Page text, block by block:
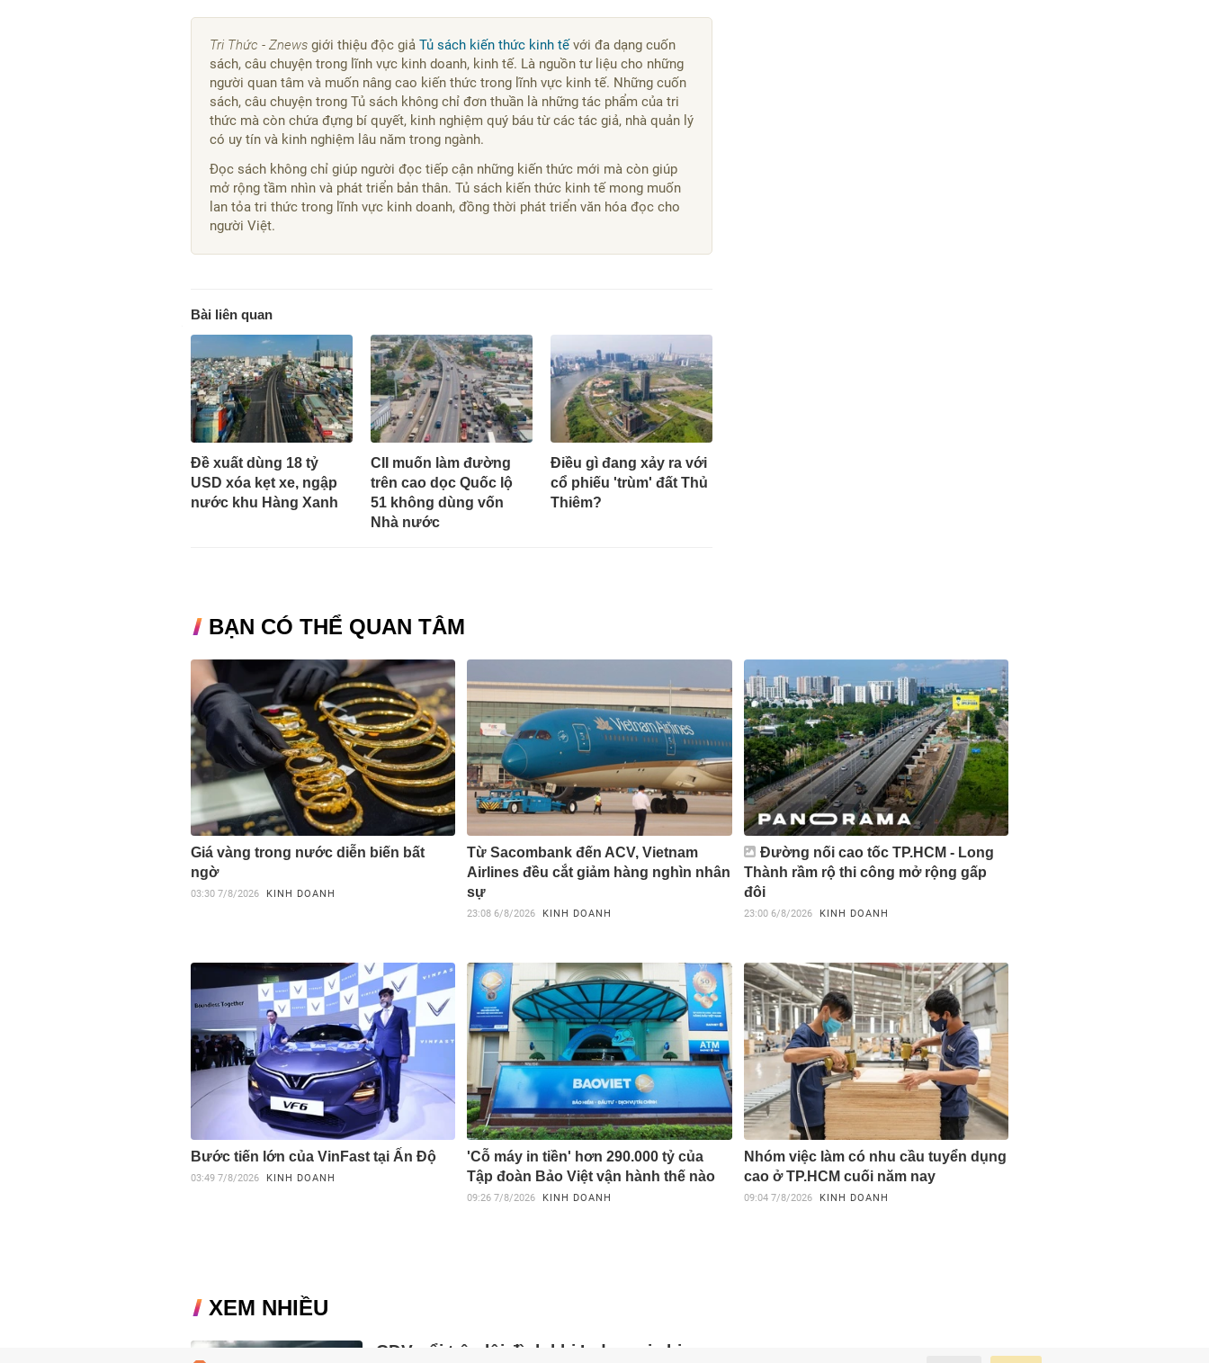
Tri Thức - Znews giới thiệu độc giả Tủ sách kiến thức kinh tếvới đa dạng cuốn
sách, câu chuyện trong lĩnh vực kinh doanh, kinh tế. Là nguồn tư liệu cho những
người quan tâm và muốn nâng cao kiến thức trong lĩnh vực kinh tế. Những cuốn
sách, câu chuyện trong Tủ sách không chỉ đơn thuần là những tác phẩm của tri
thức mà còn chứa đựng bí quyết, kinh nghiệm quý báu từ các tác giả, nhà quản lý
có uy tín và kinh nghiệm lâu năm trong ngành.
Đọc sách không chỉ giúp người đọc tiếp cận những kiến thức mới mà còn giúp
mở rộng tầm nhìn và phát triển bản thân. Tủ sách kiến thức kinh tế mong muốn
lan tỏa tri thức trong lĩnh vực kinh doanh, đồng thời phát triển văn hóa đọc cho
người Việt.
Bài liên quan
Đề xuất dùng 18 tỷ
USD xóa kẹt xe, ngập
nước khu Hàng Xanh
CII muốn làm đường
trên cao dọc Quốc lộ
51 không dùng vốn
Nhà nước
Điều gì đang xảy ra với
cổ phiếu 'trùm' đất Thủ
Thiêm?
BẠN CÓ THỂ QUAN TÂM
Giá vàng trong nước diễn biến bất
ngờ
03:30 7/8/2026 KINH DOANH
Từ Sacombank đến ACV, Vietnam
Airlines đều cắt giảm hàng nghìn nhân
sự
23:08 6/8/2026 KINH DOANH
Đường nối cao tốc TP.HCM - Long
Thành rầm rộ thi công mở rộng gấp
đôi
23:00 6/8/2026 KINH DOANH
Bước tiến lớn của VinFast tại Ấn Độ
03:49 7/8/2026 KINH DOANH
'Cỗ máy in tiền' hơn 290.000 tỷ của
Tập đoàn Bảo Việt vận hành thế nào
09:26 7/8/2026 KINH DOANH
Nhóm việc làm có nhu cầu tuyển dụng
cao ở TP.HCM cuối năm nay
09:04 7/8/2026 KINH DOANH
XEM NHIỀU
CĐV nổi trận lôi đình khi Indonesia bị